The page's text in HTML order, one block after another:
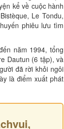
kể về cuộc hành
Le Tondu,
phiêu lưu tìm
năm 1994, tổng
Dautun (6 tập), và
đã rời khỏi ngôi
là điểm xuất phát